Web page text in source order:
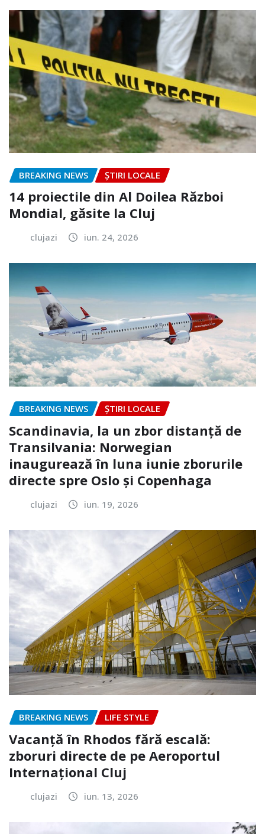
BREAKING NEWS ȘTIRI LOCALE
14 proiectile din Al Doilea Război
Mondial, găsite la Cluj
clujazi iun. 24, 2026
BREAKING NEWS ȘTIRI LOCALE
Scandinavia, la un zbor distanță de
Transilvania: Norwegian
inaugurează în luna iunie zborurile
directe spre Oslo și Copenhaga
clujazi iun. 19, 2026
BREAKING NEWS LIFE STYLE
Vacanță în Rhodos fără escală:
zboruri directe de pe Aeroportul
Internațional Cluj
clujazi iun. 13, 2026